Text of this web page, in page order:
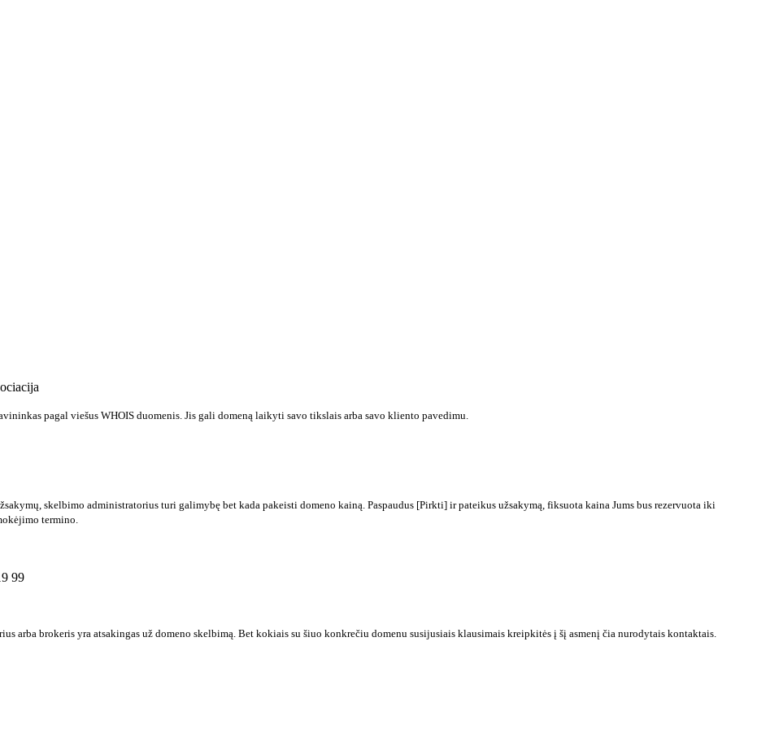
pagal viešus WHOIS duomenis. Jis gali domeną laikyti savo tikslais arba savo kliento pavedimu.
skelbimo administratorius turi galimybę bet kada pakeisti domeno kainą. Paspaudus [Pirkti] ir pateikus užsakymą, fiksuota kaina Jums bus rezervuota iki
termino.
99
arba brokeris yra atsakingas už domeno skelbimą. Bet kokiais su šiuo konkrečiu domenu susijusiais klausimais kreipkitės į šį asmenį čia nurodytais kontaktais.